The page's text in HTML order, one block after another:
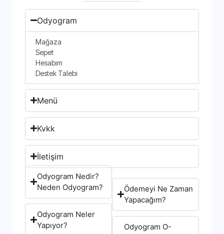
Odyogram
Mağaza
Sepet
Hesabım
Destek Talebi
Menü
Kvkk
İletişim
Odyogram Nedir?
Neden Odyogram?
Odyogram Neler
Yapıyor?
Ödemeyi Ne Zaman
Yapacağım?
Odyogram O-